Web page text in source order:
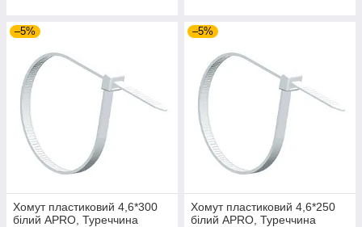
–5%
Хомут пластиковий 4,6*300
білий APRO, Туреччина
–5%
Хомут пластиковий 4,6*250
білий APRO, Туреччина